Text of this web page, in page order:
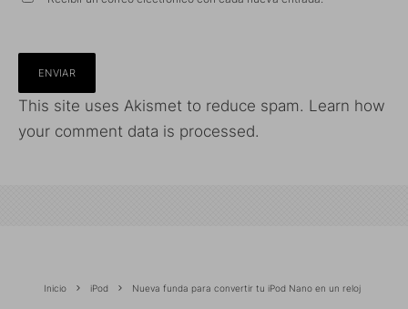
This site uses Akismet to reduce spam. Learn how
your comment data is processed.
Inicio iPod Nueva funda para convertir tu iPod Nano en un reloj